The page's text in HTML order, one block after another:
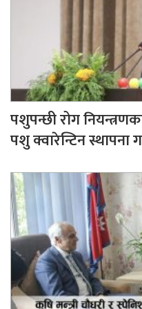
पशुपन्छी रोग
पशु क्वारेन्टिन स्थापना